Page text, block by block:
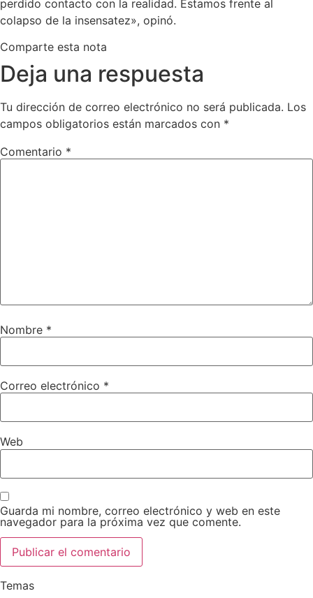
perdido contacto con la realidad. Estamos frente al
colapso de la insensatez», opinó.
Comparte esta nota
Deja una respuesta
Tu dirección de correo electrónico no será publicada. Los
campos obligatorios están marcados con *
Comentario *
Nombre *
Correo electrónico *
Web
Guarda mi nombre, correo electrónico y web en este
navegador para la próxima vez que comente.
Temas